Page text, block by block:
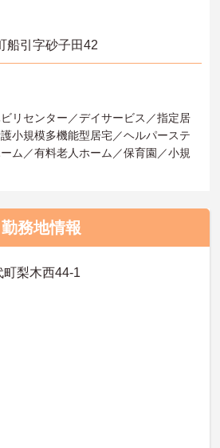
船引字砂子田42
リセンター／デイサービス／指定居
小規模多機能型居宅／ヘルパーステ
ム／有料老人ホーム／保育園／小規
勤務地情報
梨木西44-1